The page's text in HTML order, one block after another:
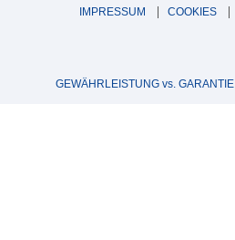
IMPRESSUM COOKIES
GEWÄHRLEISTUNG vs. GARANTIE